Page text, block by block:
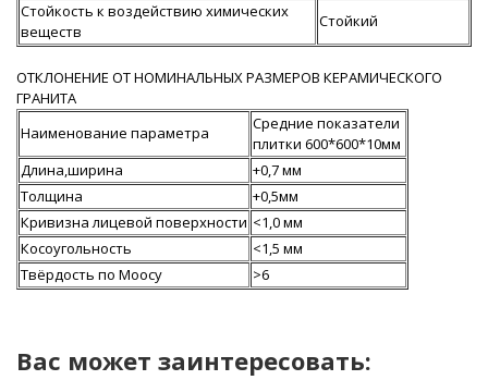
Стойкость к воздействию химических
веществ
Стойкий
ОТКЛОНЕНИЕ ОТ НОМИНАЛЬНЫХ РАЗМЕРОВ КЕРАМИЧЕСКОГО
ГРАНИТА
Наименование параметра
Средние показатели
плитки 600*600*10мм
Длина,ширина
+0,7 мм
Толщина
+0,5мм
Кривизна лицевой поверхности <1,0 мм
Косоугольность
<1,5 мм
Твёрдость по Моосу
>6
Вас может заинтересовать: